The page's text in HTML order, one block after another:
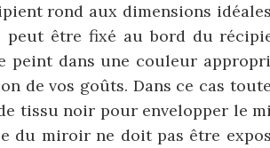
rond aux dimensions
être fixé au bord du
peint dans une couleur
de vos goûts. Dans ce cas
tissu noir pour envelopper le
du miroir ne doit pas être